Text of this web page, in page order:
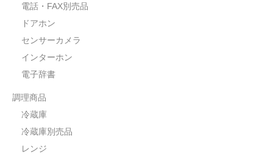
電話・FAX別売品
ドアホン
センサーカメラ
インターホン
電子辞書
調理商品
冷蔵庫
冷蔵庫別売品
レンジ